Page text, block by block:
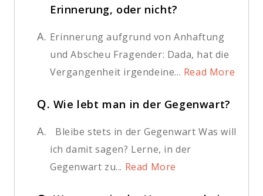
Erinnerung, oder nicht?
A. Erinnerung aufgrund von Anhaftung
und Abscheu Fragender: Dada, hat die
Vergangenheit irgendeine... Read More
Q. Wie lebt man in der Gegenwart?
A.
Bleibe stets in der Gegenwart Was will
ich damit sagen? Lerne, in der
Gegenwart zu... Read More